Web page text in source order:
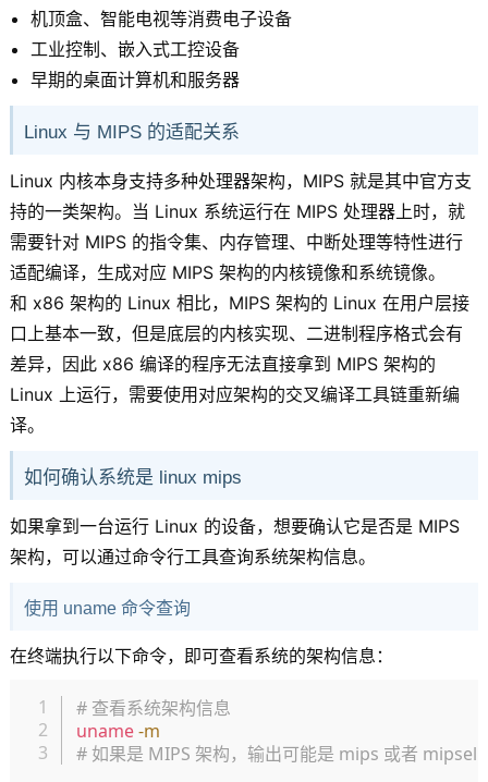
机顶盒、智能电视等消费电子设备
工业控制、嵌入式工控设备
早期的桌面计算机和服务器
Linux 与 MIPS 的适配关系
Linux 内核本身支持多种处理器架构，MIPS 就是其中官方支
持的一类架构。当 Linux 系统运行在 MIPS 处理器上时，就
需要针对 MIPS 的指令集、内存管理、中断处理等特性进行
适配编译，生成对应 MIPS 架构的内核镜像和系统镜像。
和 x86 架构的 Linux 相比，MIPS 架构的 Linux 在用户层接
口上基本一致，但是底层的内核实现、二进制程序格式会有
差异，因此 x86 编译的程序无法直接拿到 MIPS 架构的
Linux 上运行，需要使用对应架构的交叉编译工具链重新编
译。
如何确认系统是 linux mips
如果拿到一台运行 Linux 的设备，想要确认它是否是 MIPS
架构，可以通过命令行工具查询系统架构信息。
使用 uname 命令查询
在终端执行以下命令，即可查看系统的架构信息：
# 查看系统架构信息
uname-m
# 如果是 MIPS 架构，输出可能是 mips 或者 mipsel